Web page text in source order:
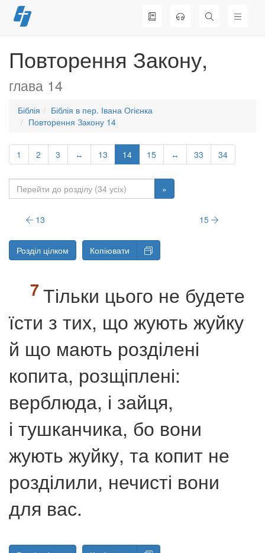
Перейти
до
Повторення Закону,
глава 14
Біблія
Біблія в пер. Івана Огієнка
Повторення Закону 14
1 2 3 ↔ 13 14 15 ↔ 33 34
»
13 15
Розділ цілком Копіювати
Тільки цього не будете
їсти з тих, що жують жуйку
й що мають розділені
копита, розщіплені:
верблюда, і зайця,
і тушканчика, бо вони
жують жуйку, та копит не
розділили, нечисті вони
для вас.